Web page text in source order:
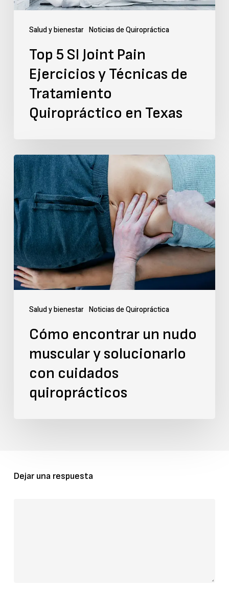
Salud y bienestar Noticias de Quiropráctica
Técnicas
Quiropráctico
Texas
Top 5 SI Joint Pain
Ejercicios y Técnicas de
Tratamiento
Quiropráctico en Texas
Salud y bienestar Noticias de Quiropráctica
Cómo
encontrar
un
nudo
muscular
y
solucionarlo
con
Cómo encontrar un nudo
muscular y solucionarlo
con cuidados
quiroprácticos
Dejar una respuesta